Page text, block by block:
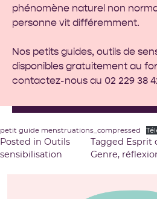
phénomène naturel non
personne vit différemment.
Nos petits guides, outils de
disponibles gratuitement au
contactez-nous au 02 229 38
petit guide menstruations_compressed
Posted in Outils
sensibilisation
Tagged Esprit
Genre,